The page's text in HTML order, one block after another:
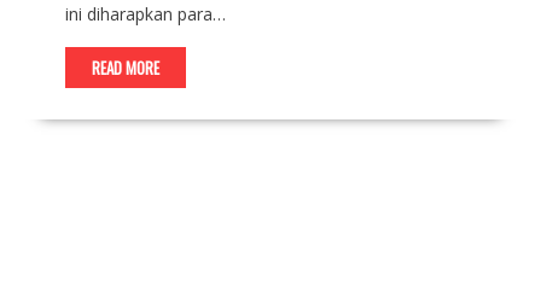
ini diharapkan para…
READ MORE